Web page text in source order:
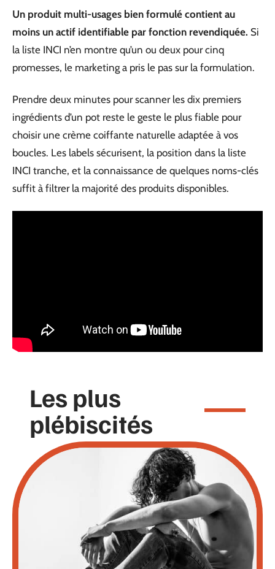
Un produit multi-usages bien formulé contient au
moins un actif identifiable par fonction revendiquée. Si
la liste INCI n’en montre qu’un ou deux pour cinq
promesses, le marketing a pris le pas sur la formulation.
Prendre deux minutes pour scanner les dix premiers
ingrédients d’un pot reste le geste le plus fiable pour
choisir une crème coiffante naturelle adaptée à vos
boucles. Les labels sécurisent, la position dans la liste
INCI tranche, et la connaissance de quelques noms-clés
suffit à filtrer la majorité des produits disponibles.
Les plus
plébiscités